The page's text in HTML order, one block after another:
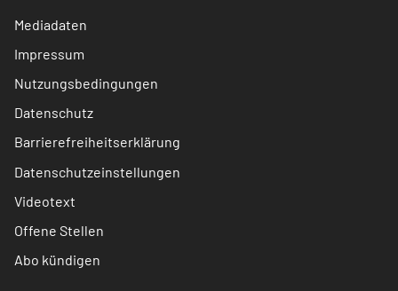
Mediadaten
Impressum
Nutzungsbedingungen
Datenschutz
Barrierefreiheitserklärung
Datenschutzeinstellungen
Videotext
Offene Stellen
Abo kündigen